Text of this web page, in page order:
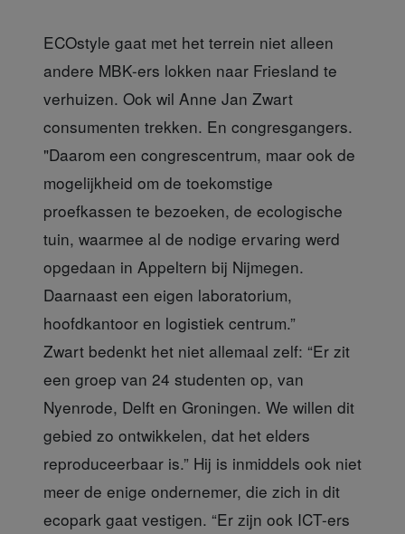
ECOstyle gaat met het terrein niet alleen
andere MBK-ers lokken naar Friesland te
verhuizen. Ook wil Anne Jan Zwart
consumenten trekken. En congresgangers.
"Daarom een congrescentrum, maar ook de
mogelijkheid om de toekomstige
proefkassen te bezoeken, de ecologische
tuin, waarmee al de nodige ervaring werd
opgedaan in Appeltern bij Nijmegen.
Daarnaast een eigen laboratorium,
hoofdkantoor en logistiek centrum.”
Zwart bedenkt het niet allemaal zelf: “Er zit
een groep van 24 studenten op, van
Nyenrode, Delft en Groningen. We willen dit
gebied zo ontwikkelen, dat het elders
reproduceerbaar is.” Hij is inmiddels ook niet
meer de enige ondernemer, die zich in dit
ecopark gaat vestigen. “Er zijn ook ICT-ers